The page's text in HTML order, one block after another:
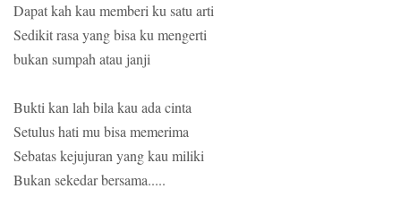
Dapat kah kau memberi ku satu arti
Sedikit rasa yang bisa ku mengerti
bukan sumpah atau janji
Bukti kan lah bila kau ada cinta
Setulus hati mu bisa memerima
Sebatas kejujuran yang kau miliki
Bukan sekedar bersama.....